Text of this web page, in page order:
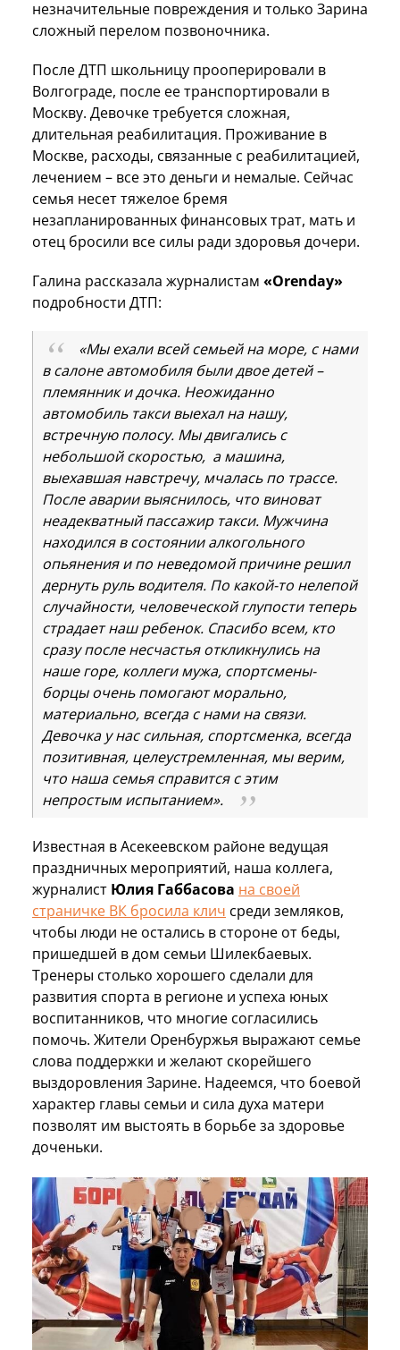
незначительные повреждения и только Зарина
сложный перелом позвоночника.
После ДТП школьницу прооперировали в
Волгограде, после ее транспортировали в
Москву. Девочке требуется сложная,
длительная реабилитация. Проживание в
Москве, расходы, связанные с реабилитацией,
лечением – все это деньги и немалые. Сейчас
семья несет тяжелое бремя
незапланированных финансовых трат, мать и
отец бросили все силы ради здоровья дочери.
Галина рассказала журналистам «Оrenday»
подробности ДТП:
«Мы ехали всей семьей на море, с нами
в салоне автомобиля были двое детей –
племянник и дочка. Неожиданно
автомобиль такси выехал на нашу,
встречную полосу. Мы двигались с
небольшой скоростью, а машина,
выехавшая навстречу, мчалась по трассе.
После аварии выяснилось, что виноват
неадекватный пассажир такси. Мужчина
находился в состоянии алкогольного
опьянения и по неведомой причине решил
дернуть руль водителя. По какой-то нелепой
случайности, человеческой глупости теперь
страдает наш ребенок. Спасибо всем, кто
сразу после несчастья откликнулись на
наше горе, коллеги мужа, спортсмены-
борцы очень помогают морально,
материально, всегда с нами на связи.
Девочка у нас сильная, спортсменка, всегда
позитивная, целеустремленная, мы верим,
что наша семья справится с этим
непростым испытанием».
Известная в Асекеевском районе ведущая
праздничных мероприятий, наша коллега,
журналист Юлия Габбасова на своей
страничке ВК бросила клич среди земляков,
чтобы люди не остались в стороне от беды,
пришедшей в дом семьи Шилекбаевых.
Тренеры столько хорошего сделали для
развития спорта в регионе и успеха юных
воспитанников, что многие согласились
помочь. Жители Оренбуржья выражают семье
слова поддержки и желают скорейшего
выздоровления Зарине. Надеемся, что боевой
характер главы семьи и сила духа матери
позволят им выстоять в борьбе за здоровье
доченьки.